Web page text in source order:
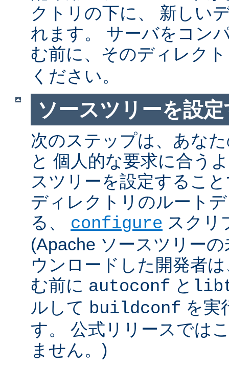
クトリの下に、 新しい
れます。 サーバをコン
む前に、そのディレク
ください。
ソースツリーを設
次のステップは、あな
と 個人的な要求に合う
スツリーを設定するこ
ディレクトリのルート
る、 configure スクリ
(Apache ソースツリー
ウンロードした開発者
む前に autoconf と
ルして buildconf を実
す。 公式リリースでは
ません。)